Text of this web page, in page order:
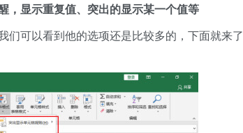
，显示重复值、突出的显示某一个值等
们可以看到他的选项还是比较多的，下面就来了